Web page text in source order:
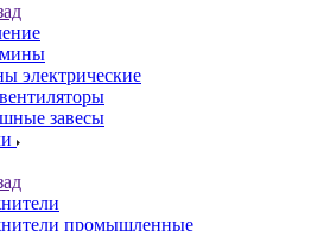
электрические
завесы
промышленные